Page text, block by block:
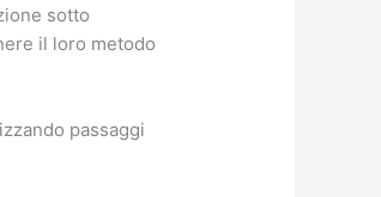
sotto
il loro metodo
passaggi